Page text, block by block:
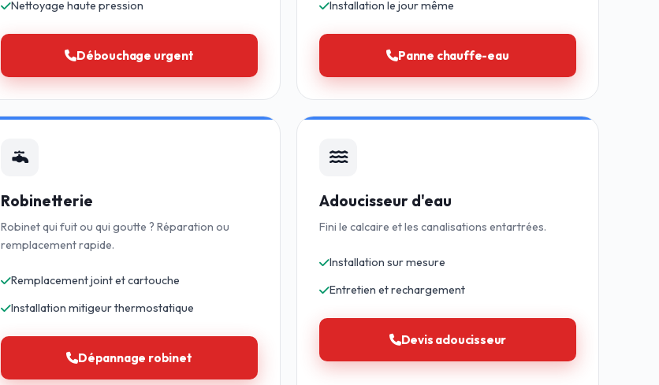
Nettoyage haute pression
Débouchage urgent
Installation le jour même
Panne chauffe-eau
Robinetterie
Robinet qui fuit ou qui goutte ? Réparation ou
remplacement rapide.
Remplacement joint et cartouche
Installation mitigeur thermostatique
Dépannage robinet
Adoucisseur d'eau
Fini le calcaire et les canalisations entartrées.
Installation sur mesure
Entretien et rechargement
Devis adoucisseur